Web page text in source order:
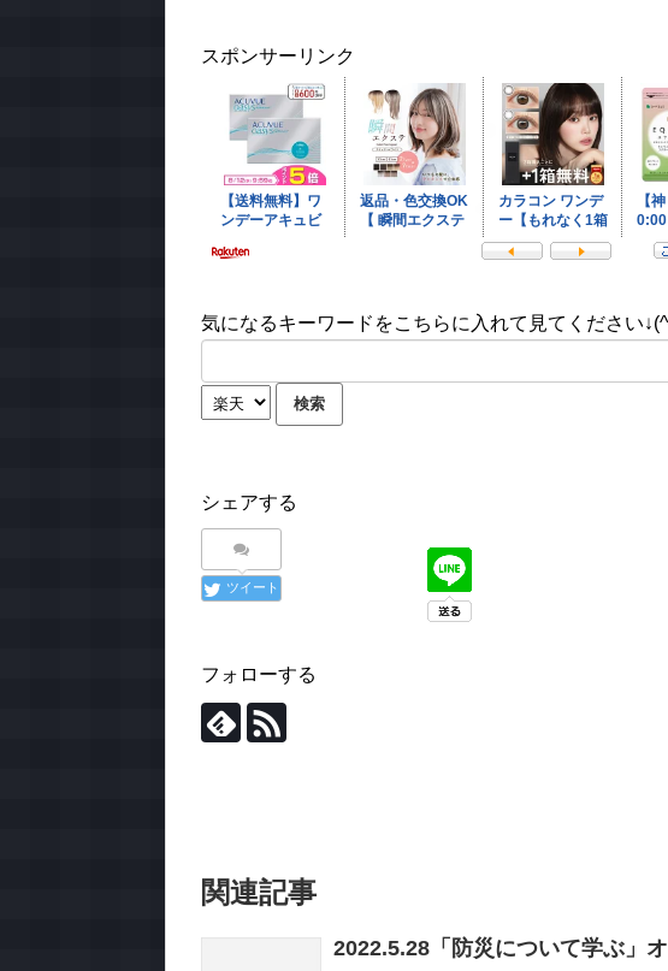
スポンサーリンク
気になるキーワードをこちらに入れて見てください
シェアする
ツイート
フォローする
関連記事
2022.5.28「防災について学ぶ」